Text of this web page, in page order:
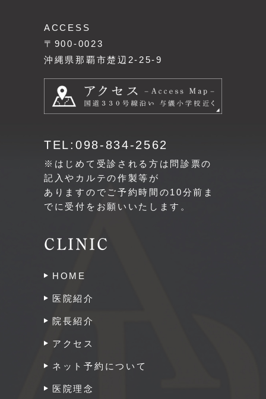
ACCESS
〒900-0023
沖縄県那覇市楚辺2-25-9
TEL:098-834-2562
※はじめて受診される方は問診票の
記入やカルテの作製等が
ありますのでご予約時間の10分前ま
でに受付をお願いいたします。
CLINIC
HOME
医院紹介
院長紹介
アクセス
ネット予約について
医院理念